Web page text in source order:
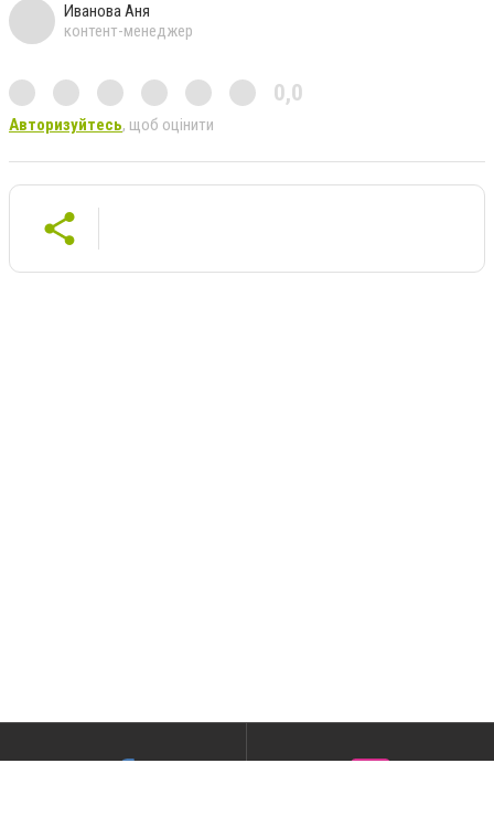
Иванова Аня
контент-менеджер
0,0
Авторизуйтесь, щоб оцінити